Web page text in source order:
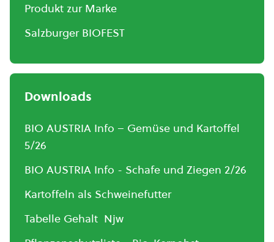
Produkt zur Marke
Salzburger BIOFEST
Downloads
BIO AUSTRIA Info – Gemüse und Kartoffel
5/26
BIO AUSTRIA Info - Schafe und Ziegen 2/26
Kartoffeln als Schweinefutter
Tabelle Gehalt Njw